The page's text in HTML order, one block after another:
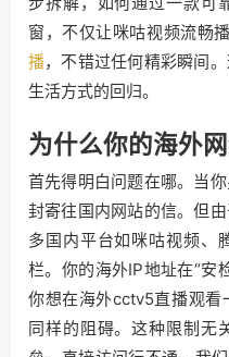
窗，不仅让咪咕视频流畅
播，不错过任何精彩瞬间
生活方式的回归。
为什么你的海外
首先得明白问题在哪。当
封寄往国内网站的信。但
多国内平台如咪咕视频、
栏。你的海外IP地址在“安
你想在海外cctv5直播观看
同样的阻碍。这种限制无